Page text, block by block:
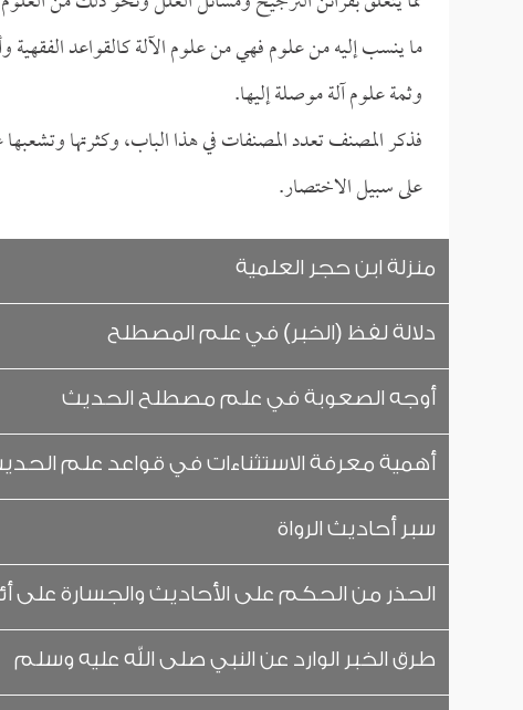
ما ينسب إليه من علوم فهي من علوم الآلة كالقواعد الفقهية
وثمة علوم آلة موصلة إليها.
فذكر المصنف تعدد المصنفات في هذا الباب، وكثرتها
على سبيل الاختصار.
منزلة ابن حجر العلمية
دلالة لفظ (الخبر) في علم المصطلح
أوجه الصعوبة في علم مصطلح الحديث
أهمية معرفة الاستثناءات في قواعد علم
سبر أحاديث الرواة
الحذر من الحكم على الأحاديث والجسارة على
طرق الخبر الوارد عن النبي صلى الله عليه وسلم